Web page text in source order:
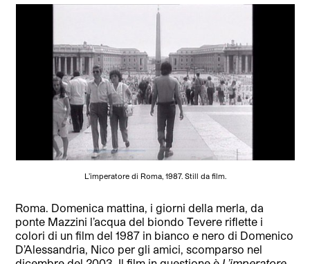
L’imperatore di Roma, 1987. Still da film.
Roma. Domenica mattina, i giorni della merla, da
ponte Mazzini l’acqua del biondo Tevere riflette i
colori di un film del 1987 in bianco e nero di Domenico
D’Alessandria, Nico per gli amici, scomparso nel